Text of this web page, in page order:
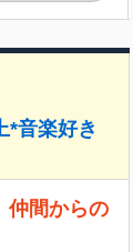
*音楽好き
仲間からの